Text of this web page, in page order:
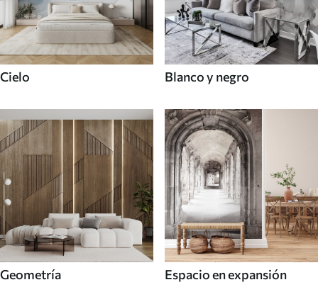
Cielo Blanco y negro
Geometría Espacio en expansión